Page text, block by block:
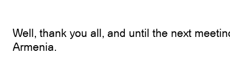
Well, thank you all, and until the next
Armenia.